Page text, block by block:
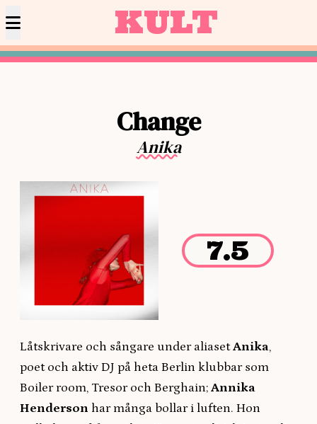
KULT
Change
Anika
7.5
Låtskrivare och sångare under aliasetAnika,
poet och aktiv DJ på heta Berlin klubbar som
Boiler room, Tresor och Berghain; Annika
Henderson har många bollar i luften. Hon